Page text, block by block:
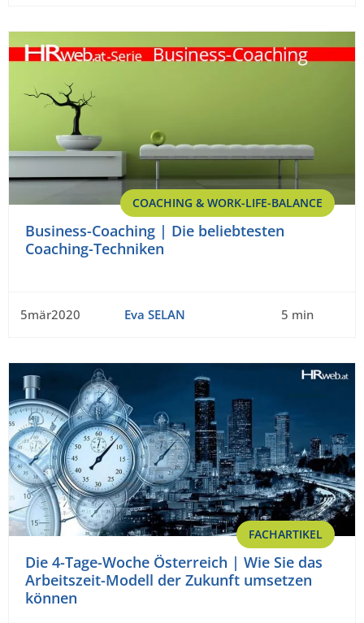
COACHING & WORK-LIFE-BALANCE
Business-Coaching | Die beliebtesten
Coaching-Techniken
5mär2020 Eva SELAN 5 min
FACHARTIKEL
Die 4-Tage-Woche Österreich | Wie Sie das
Arbeitszeit-Modell der Zukunft umsetzen
können